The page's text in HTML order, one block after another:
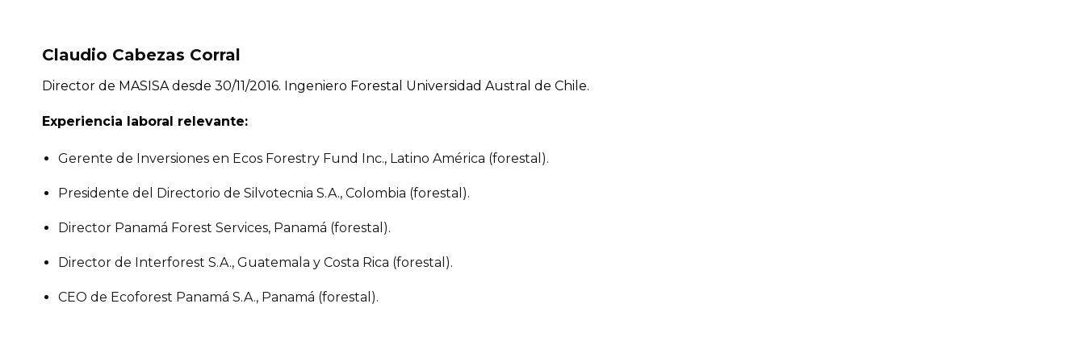
Claudio Cabezas Corral
Director de MASISA desde 30/11/2016. Ingeniero Forestal Universidad Austral de Chile.
Experiencia laboral relevante:
Gerente de Inversiones en Ecos Forestry Fund Inc., Latino América (forestal).
Presidente del Directorio de Silvotecnia S.A., Colombia (forestal).
Director Panamá Forest Services, Panamá (forestal).
Director de Interforest S.A., Guatemala y Costa Rica (forestal).
CEO de Ecoforest Panamá S.A., Panamá (forestal).